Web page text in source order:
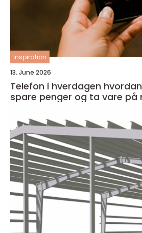
inspiration
13. June 2026
Telefon i hverdagen hvordan velge smart,
spare penger og ta vare på